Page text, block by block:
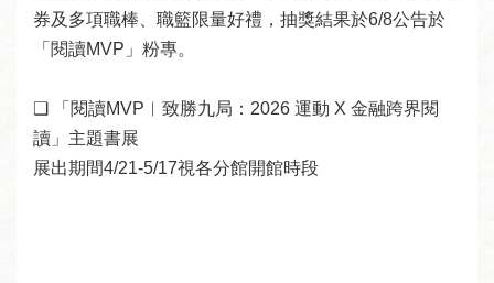
問
答
券及多項職棒、職籃限量好禮，抽獎結果於6/8公告於
「閱讀MVP」粉專。
❑ 「閱讀MVP︱致勝九局：2026 運動 X 金融跨界閱
讀」主題書展
展出期間4/21-5/17視各分館開館時段